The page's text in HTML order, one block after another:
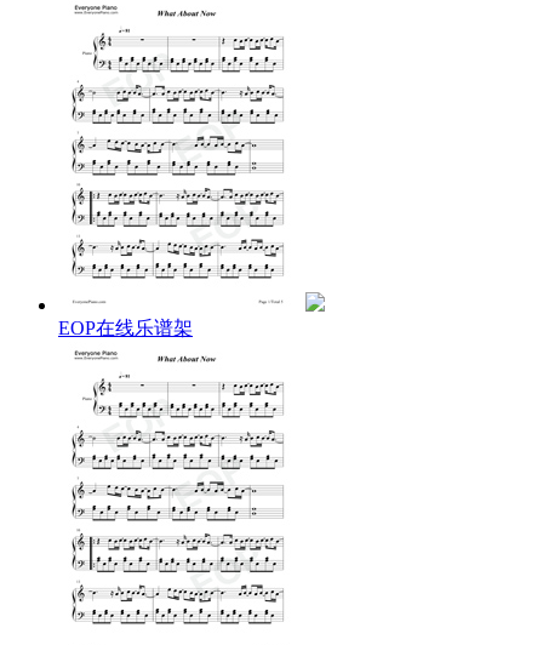
Shadows fill an empty heart
As love is fading
From all the things that we are
But are not saying
Can we see beyond the scars
And make it to the dawn
Change the colors of the sky
And open up to
The ways you made me feel alive
The ways I loved you
For all the things that never died
To make it through the night
Love will find you
What about now
What about today
What if you're making me all that I was meant to be
What if our love never went away
What if it's lost behind words we could never find
Baby before it's too late
What about now
The sun is breaking in your eyes
To start a new day
This broken heart can still survive
With a touch of your grace
Shadows fade into the light
I am by your side
Where love will find you
What about now
What about today
EOP在线乐谱架